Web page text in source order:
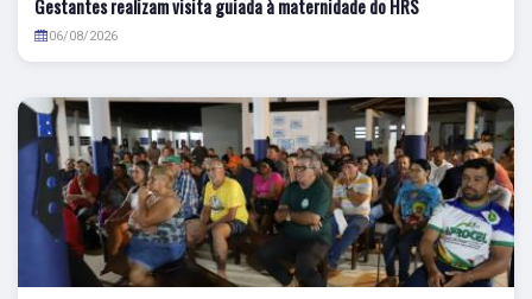
Gestantes realizam visita guiada à maternidade do HRS
06/08/2026